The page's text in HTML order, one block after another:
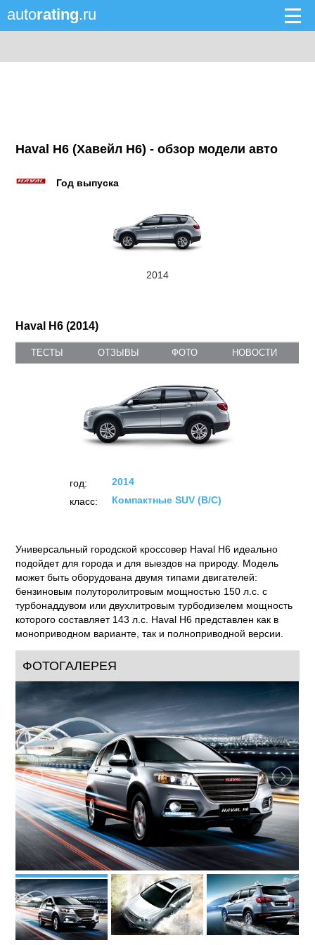
autorating.ru
Haval H6 (Хавейл H6) - обзор модели авто
Год выпуска
2014
Haval H6 (2014)
ТЕСТЫ ОТЗЫВЫ ФОТО НОВОСТИ
год:
2014
класс:
Компактные SUV (B/C)
Универсальный городской кроссовер Haval H6 идеально
подойдет для города и для выездов на природу. Модель
может быть оборудована двумя типами двигателей:
бензиновым полуторолитровым мощностью 150 л.с. с
турбонаддувом или двухлитровым турбодизелем мощность
которого составляет 143 л.с. Haval H6 представлен как в
моноприводном варианте, так и полноприводной версии.
ФОТОГАЛЕРЕЯ